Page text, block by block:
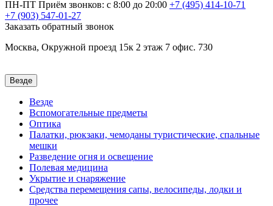
ПН-ПТ Приём звонков: с 8:00 до 20:00 +7 (495) 414-10-71
+7 (903) 547-01-27
Заказать обратный звонок
Москва, Окружной проезд 15к 2 этаж 7 офис. 730
Везде
Везде
Вспомогательные предметы
Оптика
Палатки, рюкзаки, чемоданы туристические, спальные
мешки
Разведение огня и освещение
Полевая медицина
Укрытие и снаряжение
Средства перемещения сапы, велосипеды, лодки и
прочее